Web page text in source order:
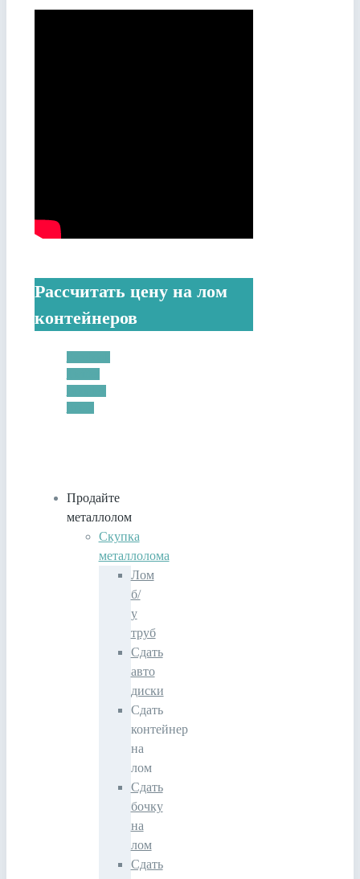
Рассчитать цену на лом
контейнеров
Продайте
металлолом
Скупка
металлолома
Лом
б/
у
труб
Сдать
авто
диски
Сдать
контейнер
на
лом
Сдать
бочку
на
лом
Сдать